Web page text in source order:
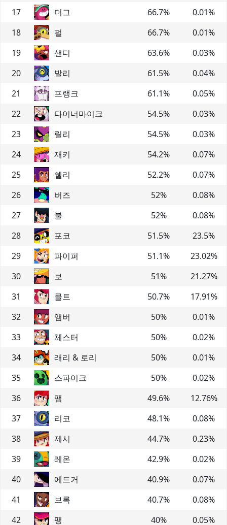
17 더그 66.7% 0.01%
18
펄 66.7% 0.01%
19
샌디 63.6% 0.03%
20
발리 61.5% 0.04%
21
프랭크 61.1% 0.05%
22
다이너마이크 54.5% 0.03%
23
릴리 54.5% 0.03%
24
재키 54.2% 0.07%
25
쉘리 52.2% 0.07%
26
버즈 52% 0.08%
27
불 52% 0.08%
28
포코 51.5% 23.5%
29
파이퍼 51.1% 23.02%
30
보 51% 21.27%
31
콜트 50.7% 17.91%
32
앰버 50% 0.01%
33
체스터 50% 0.02%
34
래리 & 로리 50% 0.01%
35
스파이크 50% 0.02%
36
팸 49.6% 12.76%
37
리코 48.1% 0.08%
38
제시 44.7% 0.23%
39
레온 42.9% 0.02%
40
에드거 40.9% 0.07%
41
브록 40.7% 0.08%
42
팽 40% 0.05%